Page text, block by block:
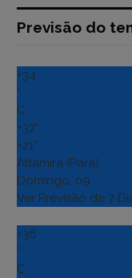
Previsão do
+34
°
C
+37°
+21°
Altamira (Para)
Domingo, 09
Ver Previsão de 7
+36
°
C